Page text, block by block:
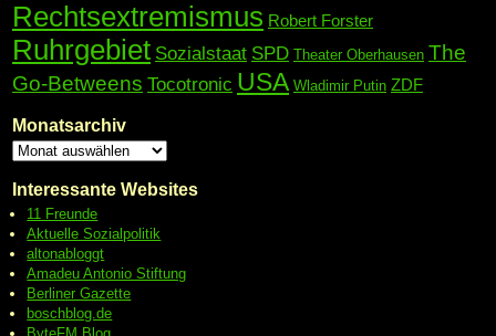
Rechtsextremismus Robert Forster
Ruhrgebiet Sozialstaat SPD Theater Oberhausen The
Go-Betweens Tocotronic USA Wladimir Putin ZDF
Monatsarchiv
Interessante Websites
11 Freunde
Aktuelle Sozialpolitik
altonabloggt
Amadeu Antonio Stiftung
Berliner Gazette
boschblog.de